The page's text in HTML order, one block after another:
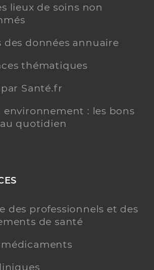
lieux de soins non
des données annuaire
thématiques
Santé.fr
environnement : les bons
quotidien
des professionnels et des
de santé
médicaments